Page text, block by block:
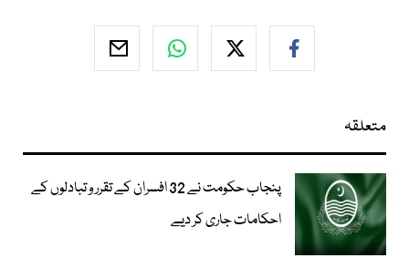
متعلقہ
پنجاب حکومت نے 32 افسران کے تقرر و تبادلوں کے
احکامات جاری کر دیے